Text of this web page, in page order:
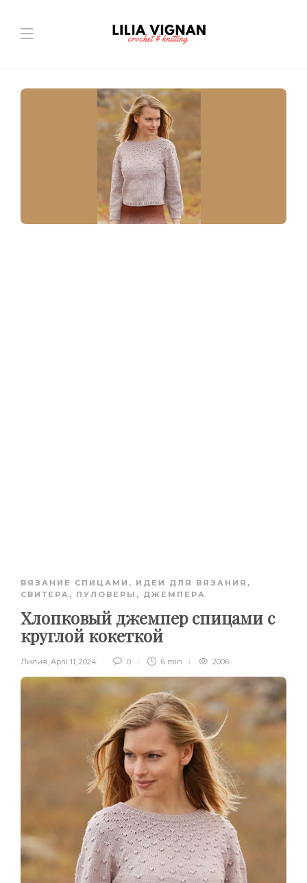
ВЯЗАНИЕ СПИЦАМИ , ИДЕИ ДЛЯ ВЯЗАНИЯ ,
СВИТЕРА, ПУЛОВЕРЫ, ДЖЕМПЕРА
Хлопковый джемпер спицами с
круглой кокеткой
Лилия April 11, 2024 0 6 min 2006